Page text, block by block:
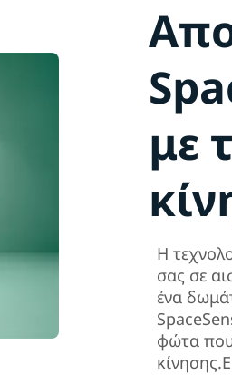
με
Η
σας σε
ένα
φώτα